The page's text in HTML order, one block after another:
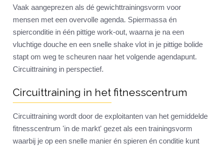
Vaak aangeprezen als dé gewichttrainingsvorm voor
mensen met een overvolle agenda. Spiermassa én
spierconditie in één pittige work-out, waarna je na een
vluchtige douche en een snelle shake vlot in je pittige bolide
stapt om weg te scheuren naar het volgende agendapunt.
Circuittraining in perspectief.
Circuittraining in het fitnesscentrum
Circuittraining wordt door de exploitanten van het gemiddelde
fitnesscentrum 'in de markt' gezet als een trainingsvorm
waarbij je op een snelle manier én spieren én conditie kunt